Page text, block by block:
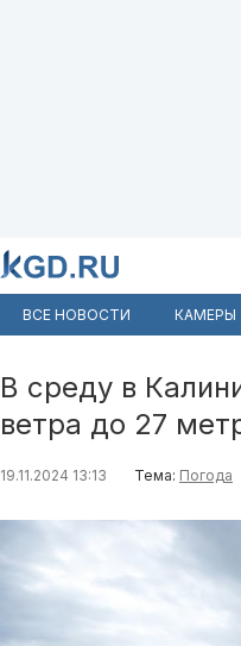
ВСЕ НОВОСТИ КАМЕРЫ
В среду в
ветра до 27
19.11.2024 13:13 Тема: Погода